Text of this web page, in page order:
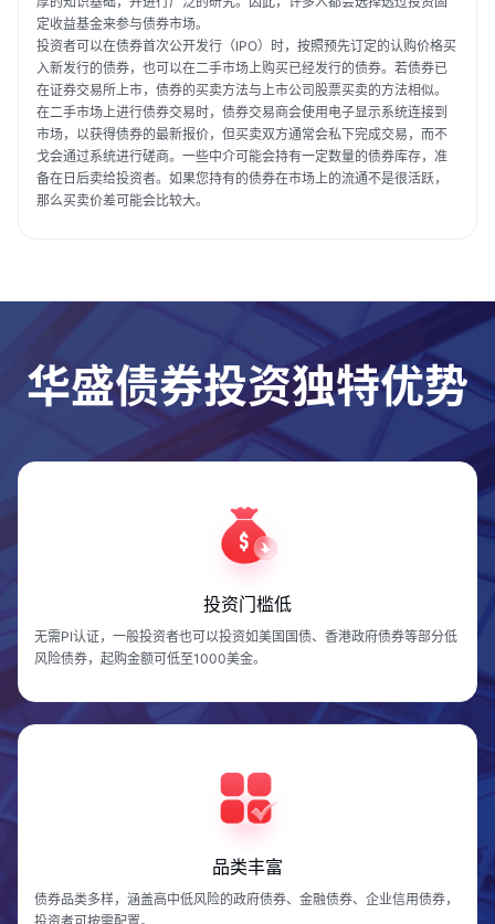
定收益基金来参与债券市场。
投资者可以在债券首次公开发行（IPO）时，按照预先订定的认购价格买
入新发行的债券，也可以在二手市场上购买已经发行的债券。若债券已
在证券交易所上市，债券的买卖方法与上市公司股票买卖的方法相似。
在二手市场上进行债券交易时，债券交易商会使用电子显示系统连接到
市场，以获得债券的最新报价，但买卖双方通常会私下完成交易，而不
戈会通过系统进行磋商。一些中介可能会持有一定数量的债券库存，准
备在日后卖给投资者。如果您持有的债券在市场上的流通不是很活跃，
那么买卖价差可能会比较大。
华盛债券投资独特优势
投资门槛低
无需PI认证，一般投资者也可以投资如美国国债、香港政府债券等部分低
风险债券，起购金额可低至1000美金。
品类丰富
债券品类多样，涵盖高中低风险的政府债券、金融债券、企业信用债券，